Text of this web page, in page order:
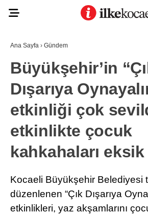
Ana Sayfa › Gündem
Büyükşehir’in
Dışarıya
etkinliği çok
etkinlikte çocuk
kahkahaları
Kocaeli Büyükşehir Belediyesi
düzenlenen “Çık Dışarıya
etkinlikleri, yaz akşamlarını